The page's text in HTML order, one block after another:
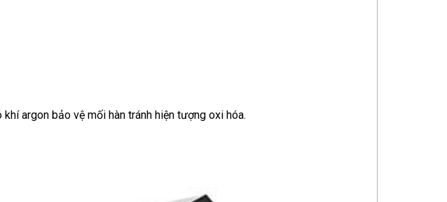
argon bảo vệ mối hàn tránh hiện tượng oxi hóa.